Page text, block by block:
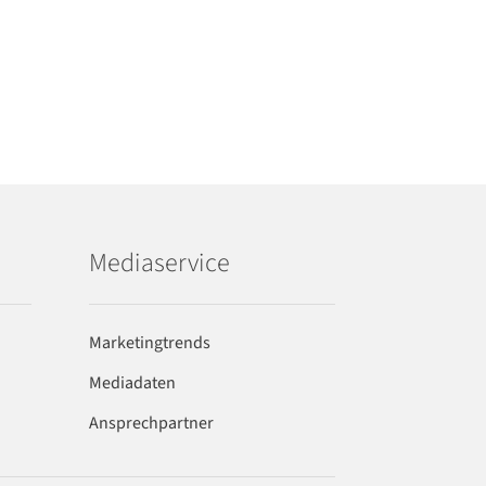
Mediaservice
Marketingtrends
Mediadaten
Ansprechpartner